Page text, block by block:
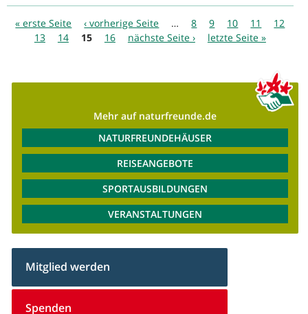
Seiten
« erste Seite ‹ vorherige Seite … 8 9 10 11
12
13
14 15 16 nächste Seite › letzte Seite »
Mehr auf naturfreunde.de
NATURFREUNDEHÄUSER
REISEANGEBOTE
SPORTAUSBILDUNGEN
VERANSTALTUNGEN
Mitglied werden
Spenden